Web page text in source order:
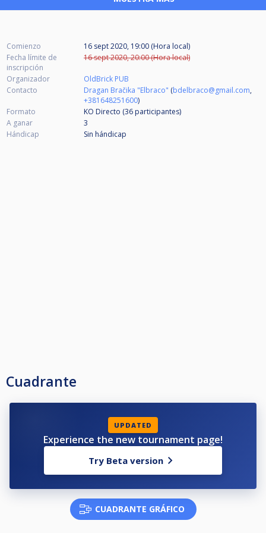
Comienzo
16 sept 2020, 19:00 (Hora local)
Fecha límite de
inscripción
16 sept 2020, 20:00 (Hora local)
Organizador
OldBrick PUB
Contacto
Dragan Bračika "Elbraco" (bdelbraco@gmail.com,
+381648251600)
Formato
KO Directo (36 participantes)
A ganar
3
Hándicap
Sin hándicap
Cuadrante
UPDATED
Experience the new tournament page!
Try Beta version
CUADRANTE GRÁFICO